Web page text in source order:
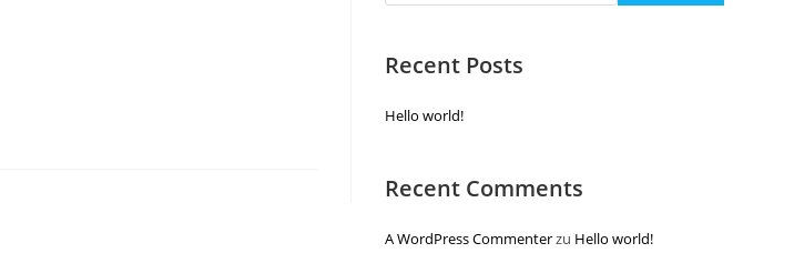
Recent Posts
Hello world!
Recent Comments
A WordPress Commenterzu Hello world!